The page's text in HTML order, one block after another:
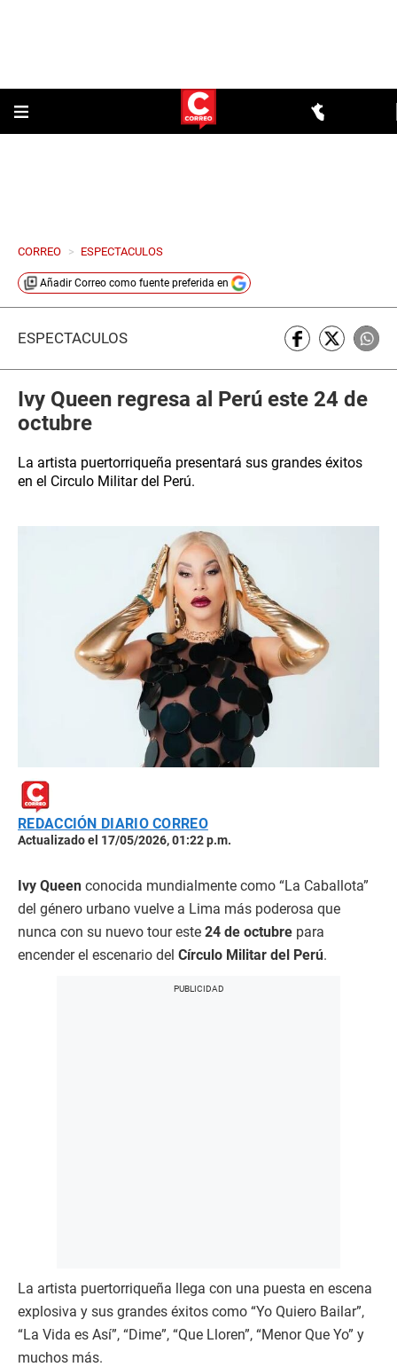
CORREO > ESPECTACULOS
Añadir Correo como fuente preferida en
ESPECTÁCULOS
Ivy Queen regresa al Perú este 24 de
octubre
La artista puertorriqueña presentará sus grandes éxitos
en el Circulo Militar del Perú.
REDACCIÓN DIARIO CORREO
Actualizado el 17/05/2026, 01:22 p.m.
Ivy Queen conocida mundialmente como “La Caballota”
del género urbano vuelve a Lima más poderosa que
nunca con su nuevo tour este 24 de octubre para
encender el escenario del Círculo Militar del Perú.
La artista puertorriqueña llega con una puesta en escena
explosiva y sus grandes éxitos como “Yo Quiero Bailar”,
“La Vida es Así”, “Dime”, “Que Lloren”, “Menor Que Yo” y
muchos más.